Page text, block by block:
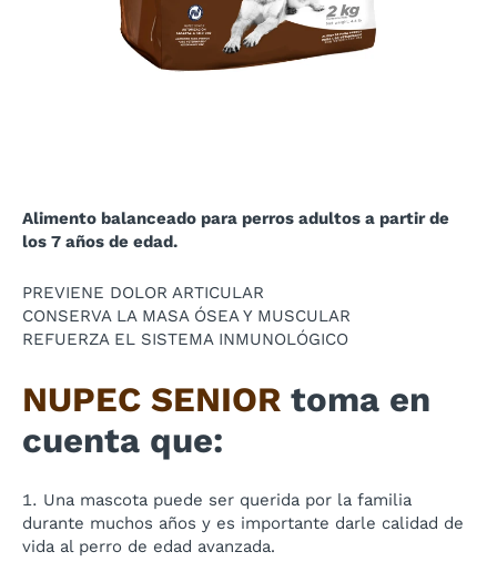
Alimento balanceado para perros adultos a partir de
los 7 años de edad.
PREVIENE DOLOR ARTICULAR
CONSERVA LA MASA ÓSEA Y MUSCULAR
REFUERZA EL SISTEMA INMUNOLÓGICO
NUPEC SENIOR toma en
cuenta que:
Una mascota puede ser querida por la familia
durante muchos años y es importante darle calidad de
vida al perro de edad avanzada.